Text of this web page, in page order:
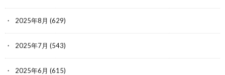
2025年8月 (629)
2025年7月 (543)
2025年6月 (615)